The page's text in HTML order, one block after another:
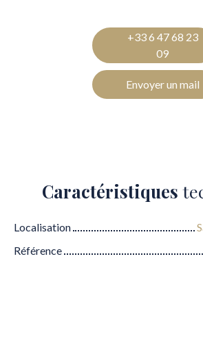
+33 6 47 68 23
09
Envoyer un mail
Caractéristiques
Localisation
Référence